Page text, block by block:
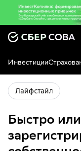
Инвестиции
Лайфстайл
Быстро